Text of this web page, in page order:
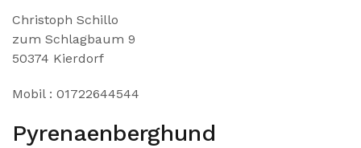
Christoph Schillo
zum Schlagbaum 9
50374 Kierdorf
Mobil : 01722644544
Pyrenaenberghund